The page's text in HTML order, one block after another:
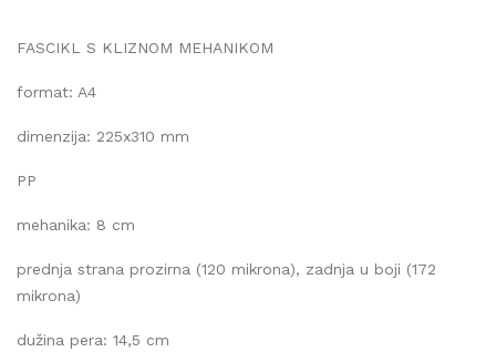
FASCIKL S KLIZNOM MEHANIKOM
format: A4
dimenzija: 225x310 mm
PP
mehanika: 8 cm
prednja strana prozirna (120 mikrona), zadnja u boji (172
mikrona)
dužina pera: 14,5 cm